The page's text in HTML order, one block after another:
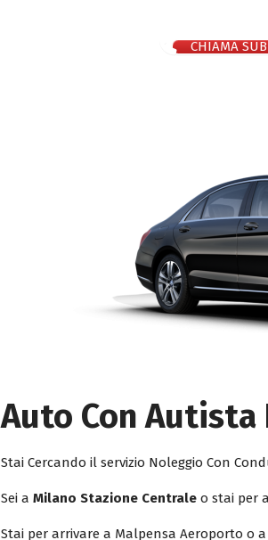
CHIAMA
Auto Con Autista
Stai Cercando il servizio Noleggio Con
Sei a Milano Stazione Centrale o stai per
Stai per arrivare a Malpensa Aeroporto o